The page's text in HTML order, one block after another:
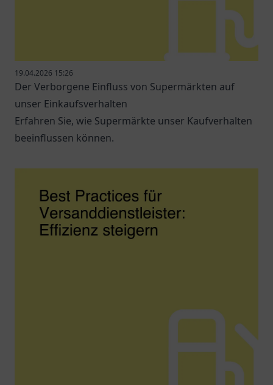
19.04.2026 15:26
Der Verborgene Einfluss von Supermärkten auf
unser Einkaufsverhalten
Erfahren Sie, wie Supermärkte unser Kaufverhalten
beeinflussen können.